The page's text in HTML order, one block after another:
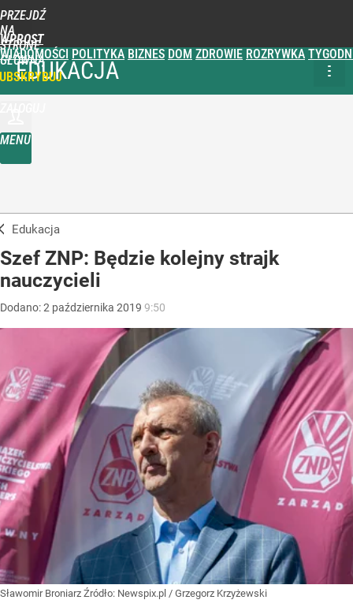
PRZEJDŹ
NA
STRONĘ
GŁÓWNĄ
WPROST
WIADOMOŚCI POLITYKA BIZNES DOM ZDROWIE ROZRYWKA
MENU
EDUKACJA
Edukacja
Szef ZNP: Będzie kolejny strajk
nauczycieli
Dodano:2 października 2019 9:50
Sławomir Broniarz Źródło: Newspix.pl / Grzegorz Krzyżewski